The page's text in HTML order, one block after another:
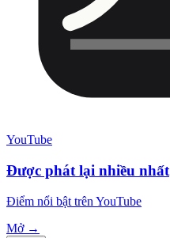
YouTube
Được phát lại nhiều nhất
Điểm nổi bật trên YouTube
Mở →